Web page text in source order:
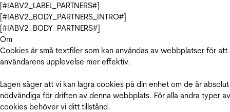
[#IABV2_LABEL_PARTNERS#]
[#IABV2_BODY_PARTNERS_INTRO#]
[#IABV2_BODY_PARTNERS#]
Om
Cookies är små textfiler som kan användas av webbplatser för att
användarens upplevelse mer effektiv.
Lagen säger att vi kan lagra cookies på din enhet om de är absolut
nödvändiga för driften av denna webbplats. För alla andra typer av
cookies behöver vi ditt tillstånd.